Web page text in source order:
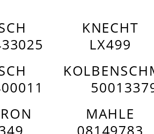
KNECHT
LX499
MAHLE
08149783